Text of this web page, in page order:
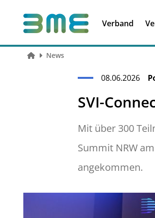
Verband
Führungskompetenzen
News
08.06.2026
SVI-
Mit über 300
Summit NRW
angekommen.